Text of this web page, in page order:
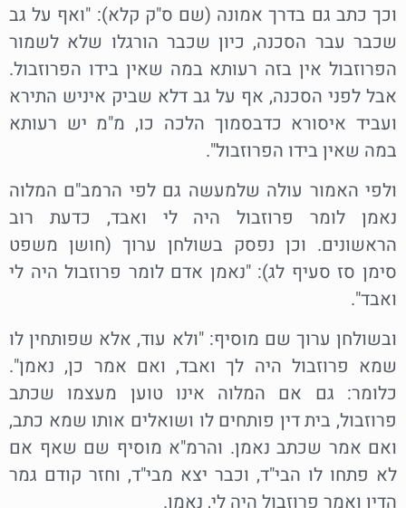
וכך כתב גם בדרך אמונה (שם ס"ק קלא): "ואף על גב
שכבר עבר הסכנה, כיון שכבר הורגלו שלא לשמור
הפרוזבול אין בזה רעותא במה שאין בידו הפרוזבול.
אבל לפני הסכנה, אף על גב דלא שביק איניש התירא
ועביד איסורא כדבסמוך הלכה כו, מ"מ יש רעותא
במה שאין בידו הפרוזבול".
ולפי האמור עולה שלמעשה גם לפי הרמב"ם המלוה
נאמן לומר פרוזבול היה לי ואבד, כדעת רוב
הראשונים. וכן נפסק בשולחן ערוך (חושן משפט
סימן סז סעיף לג): "נאמן אדם לומר פרוזבול היה לי
ואבד".
ובשולחן ערוך שם מוסיף: "ולא עוד, אלא שפותחין לו
שמא פרוזבול היה לך ואבד, ואם אמר כן, נאמן".
כלומר: גם אם המלוה אינו טוען מעצמו שכתב
פרוזבול, בית דין פותחים לו ושואלים אותו שמא כתב,
ואם אמר שכתב נאמן. והרמ"א מוסיף שם שאף אם
לא פתחו לו הבי"ד, וכבר יצא מבי"ד, וחזר קודם גמר
הדין ואמר פרוזבול היה לי, נאמן.